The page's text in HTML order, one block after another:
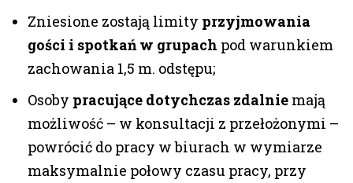
Zniesione zostają limity przyjmowania
gości i spotkań w grupach pod warunkiem
zachowania 1,5 m. odstępu;
Osoby pracujące dotychczas zdalnie mają
możliwość – w konsultacji z przełożonymi –
powrócić do pracy w biurach w wymiarze
maksymalnie połowy czasu pracy, przy